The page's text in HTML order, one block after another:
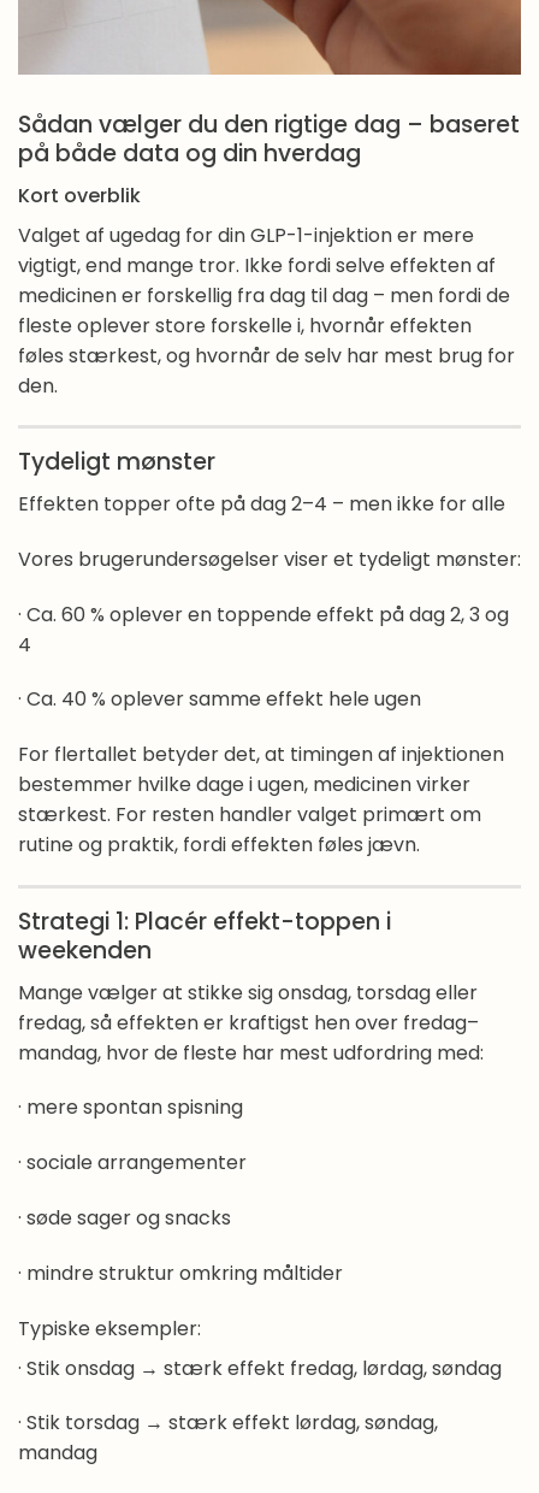
Sådan vælger du den rigtige dag – baseret
på både data og din hverdag
Kort overblik
Valget af ugedag for din GLP-1-injektion er mere
vigtigt, end mange tror. Ikke fordi selve effekten af
medicinen er forskellig fra dag til dag – men fordi de
fleste oplever store forskelle i, hvornår effekten
føles stærkest, og hvornår de selv har mest brug for
den.
Tydeligt mønster
Effekten topper ofte på dag 2–4 – men ikke for alle
Vores brugerundersøgelser viser et tydeligt mønster:
· Ca. 60 % oplever en toppende effekt på dag 2, 3 og
4
· Ca. 40 % oplever samme effekt hele ugen
For flertallet betyder det, at timingen af injektionen
bestemmer hvilke dage i ugen, medicinen virker
stærkest. For resten handler valget primært om
rutine og praktik, fordi effekten føles jævn.
Strategi 1: Placér effekt-toppen i
weekenden
Mange vælger at stikke sig onsdag, torsdag eller
fredag, så effekten er kraftigst hen over fredag–
mandag, hvor de fleste har mest udfordring med:
· mere spontan spisning
· sociale arrangementer
· søde sager og snacks
· mindre struktur omkring måltider
Typiske eksempler:
· Stik onsdag → stærk effekt fredag, lørdag, søndag
· Stik torsdag → stærk effekt lørdag, søndag,
mandag